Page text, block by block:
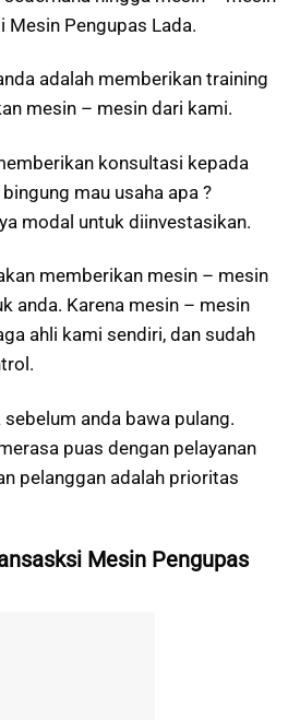
Mesin Pengupas Lada.
adalah memberikan training
mesin – mesin dari kami.
konsultasi kepada
mau usaha apa ?
modal untuk diinvestasikan.
memberikan mesin – mesin
anda. Karena mesin – mesin
ahli kami sendiri, dan sudah
anda bawa pulang.
puas dengan pelayanan
pelanggan adalah prioritas
Mesin Pengupas